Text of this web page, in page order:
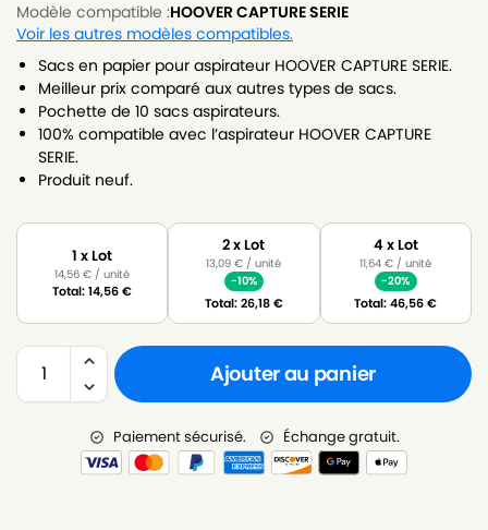
Modèle compatible :HOOVER CAPTURE SERIE
Voir les autres modèles compatibles.
Sacs en papier pour aspirateur HOOVER CAPTURE SERIE.
Meilleur prix comparé aux autres types de sacs.
Pochette de 10 sacs aspirateurs.
100% compatible avec l’aspirateur HOOVER CAPTURE
SERIE.
Produit neuf.
1 x Lot
14,56€ / unité
Total:14,56€
2 x Lot
13,09€ / unité
-10%
Total:26,18€
4 x Lot
11,64€ / unité
-20%
Total:46,56€
Ajouter au panier
Paiement sécurisé. Échange gratuit.